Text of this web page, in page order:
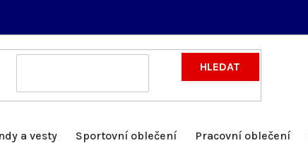
HLEDAT
a vesty Sportovní oblečení Pracovní oblečení